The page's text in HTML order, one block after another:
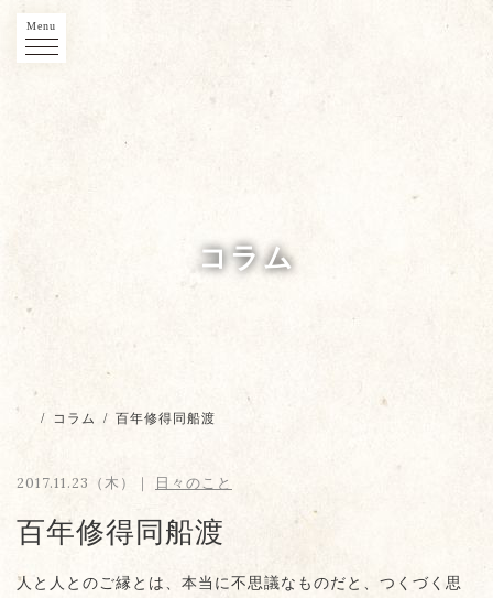
Menu
コラム
/ コラム / 百年修得同船渡
2017.11.23（木）｜ 日々のこと
百年修得同船渡
人と人とのご縁とは、本当に不思議なものだと、つくづく思